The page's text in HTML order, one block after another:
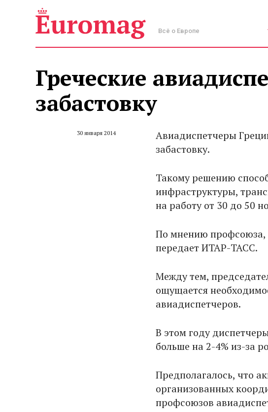
Всё о Европе
Греческие
забастовку
30 января 2014
Авиадиспетчеры
забастовку.
Такому решению
инфраструктуры,
на работу от 30 до 50
По мнению профсоюза,
передает ИТАР-ТАСС.
Между тем,
ощущается
авиадиспетчеров.
В этом году
больше на 2-4% из-за
Предполагалось, что
организованных
профсоюзов